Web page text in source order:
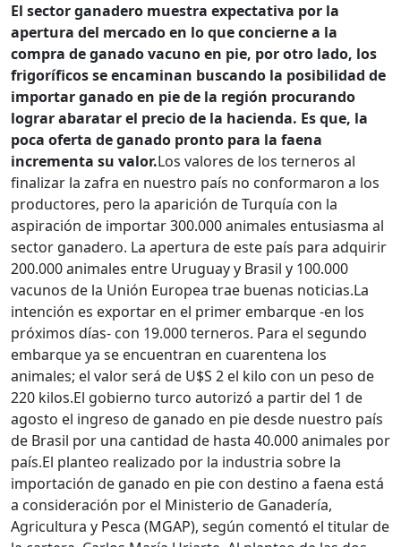
El sector ganadero muestra expectativa por la
apertura del mercado en lo que concierne a la
compra de ganado vacuno en pie, por otro lado, los
frigoríficos se encaminan buscando la posibilidad de
importar ganado en pie de la región procurando
lograr abaratar el precio de la hacienda. Es que, la
poca oferta de ganado pronto para la faena
incrementa su valor.Los valores de los terneros al
finalizar la zafra en nuestro país no conformaron a los
productores, pero la aparición de Turquía con la
aspiración de importar 300.000 animales entusiasma al
sector ganadero. La apertura de este país para adquirir
200.000 animales entre Uruguay y Brasil y 100.000
vacunos de la Unión Europea trae buenas noticias.La
intención es exportar en el primer embarque -en los
próximos días- con 19.000 terneros. Para el segundo
embarque ya se encuentran en cuarentena los
animales; el valor será de U$S 2 el kilo con un peso de
220 kilos.El gobierno turco autorizó a partir del 1 de
agosto el ingreso de ganado en pie desde nuestro país
de Brasil por una cantidad de hasta 40.000 animales por
país.El planteo realizado por la industria sobre la
importación de ganado en pie con destino a faena está
a consideración por el Ministerio de Ganadería,
Agricultura y Pesca (MGAP), según comentó el titular de